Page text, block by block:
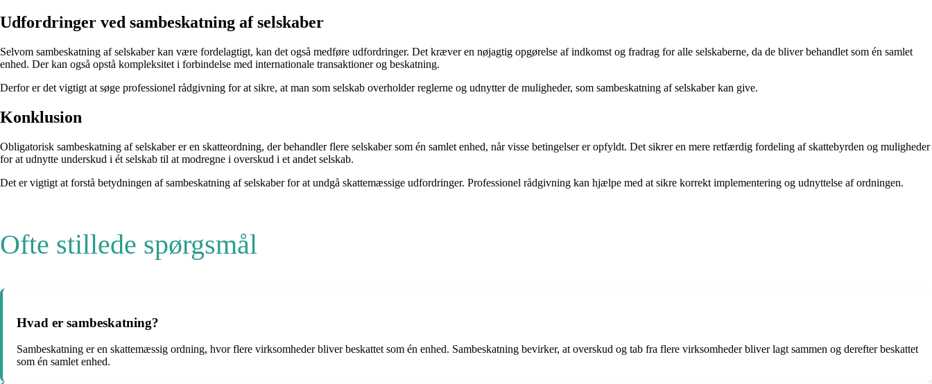
Udfordringer ved sambeskatning af selskaber
Selvom sambeskatning af selskaber kan være fordelagtigt, kan det også medføre udfordringer. Det kræver en nøjagtig opgørelse af indkomst og fradrag for alle selskaberne, da de bliver behandlet som én samlet
enhed. Der kan også opstå kompleksitet i forbindelse med internationale transaktioner og beskatning.
Derfor er det vigtigt at søge professionel rådgivning for at sikre, at man som selskab overholder reglerne og udnytter de muligheder, som sambeskatning af selskaber kan give.
Konklusion
Obligatorisk sambeskatning af selskaber er en skatteordning, der behandler flere selskaber som én samlet enhed, når visse betingelser er opfyldt. Det sikrer en mere retfærdig fordeling af skattebyrden og muligheder
for at udnytte underskud i ét selskab til at modregne i overskud i et andet selskab.
Det er vigtigt at forstå betydningen af sambeskatning af selskaber for at undgå skattemæssige udfordringer. Professionel rådgivning kan hjælpe med at sikre korrekt implementering og udnyttelse af ordningen.
Ofte stillede spørgsmål
Hvad er sambeskatning?
Sambeskatning er en skattemæssig ordning, hvor flere virksomheder bliver beskattet som én enhed. Sambeskatning bevirker, at overskud og tab fra flere virksomheder bliver lagt sammen og derefter beskattet
som én samlet enhed.